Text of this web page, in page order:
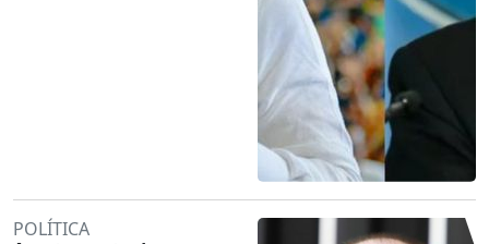
POLÍTICA